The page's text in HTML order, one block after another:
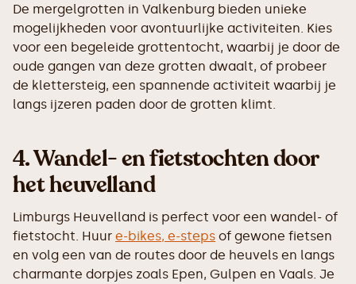
De mergelgrotten in Valkenburg bieden unieke
mogelijkheden voor avontuurlijke activiteiten. Kies
voor een begeleide grottentocht, waarbij je door de
oude gangen van deze grotten dwaalt, of probeer
de klettersteig, een spannende activiteit waarbij je
langs ijzeren paden door de grotten klimt.
4.Wandel- en fietstochten door
het heuvelland
Limburgs Heuvelland is perfect voor een wandel- of
fietstocht. Huur e-bikes, e-steps of gewone fietsen
en volg een van de routes door de heuvels en langs
charmante dorpjes zoals Epen, Gulpen en Vaals. Je